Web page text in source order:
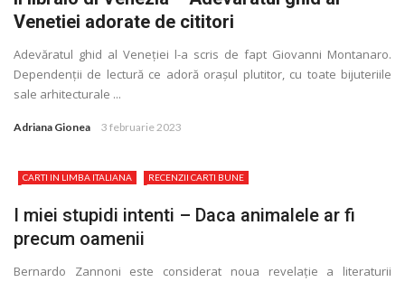
Venetiei adorate de cititori
Adevăratul ghid al Veneţiei l-a scris de fapt Giovanni Montanaro.
Dependenţii de lectură ce adoră orașul plutitor, cu toate bijuteriile
sale arhitecturale ...
Adriana Gionea 3 februarie 2023
CARTI IN LIMBA ITALIANA RECENZII CARTI BUNE
I miei stupidi intenti – Daca animalele ar fi
precum oamenii
Bernardo Zannoni este considerat noua revelaţie a literaturii